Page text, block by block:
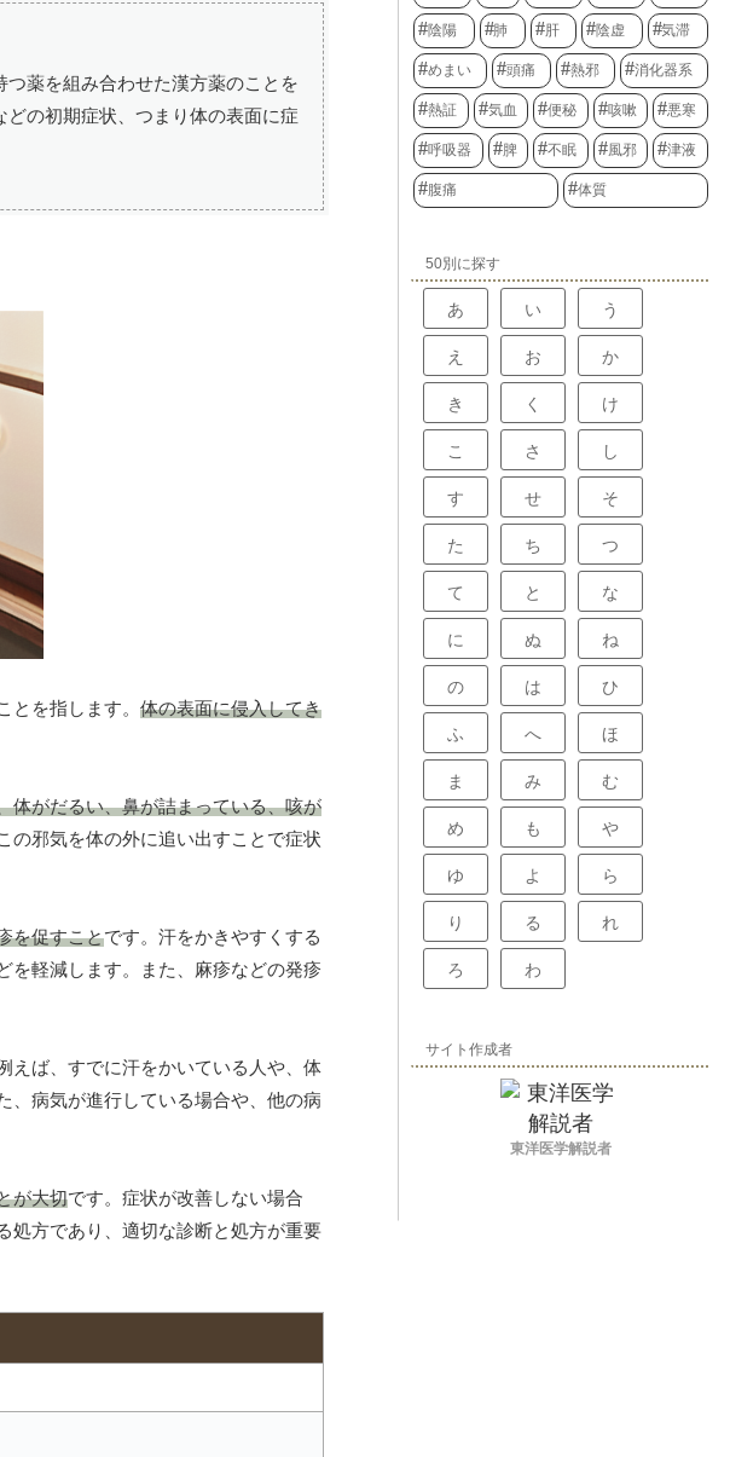
薬を組み合わせた漢方薬のことを
の初期症状、つまり体の表面に症
を指します。 体の表面に侵入してき
体がだるい、鼻が詰まっている、咳が
の邪気を体の外に追い出すことで症状
を促すことです。汗をかきやすくする
を軽減します。また、麻疹などの発疹
えば、すでに汗をかいている人や、体
、病気が進行している場合や、他の病
が大切です。症状が改善しない場合
処方であり、適切な診断と処方が重要
陰陽 肺 肝 陰虚 気滞
めまい 頭痛 熱邪 消化器系
熱証 気血 便秘 咳嗽 悪寒
呼吸器 脾 不眠 風邪 津液
腹痛 体質
50別に探す
あ い う
え お か
き く け
こ さ し
す せ そ
た ち つ
て と な
に ぬ ね
の は ひ
ふ へ ほ
ま み む
め も や
ゆ よ ら
り る れ
ろ わ
サイト作成者
東洋医学解説者